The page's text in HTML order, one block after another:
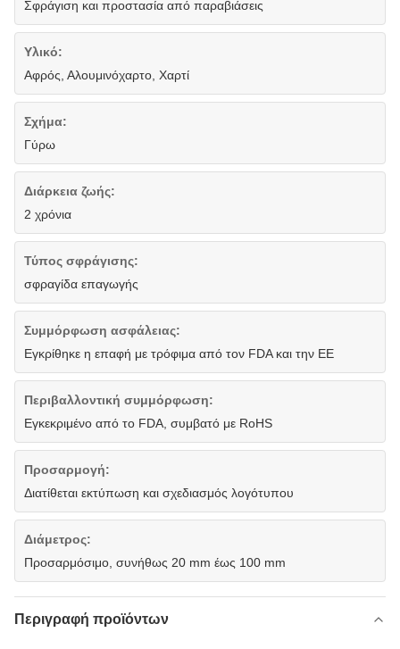
Σφράγιση και προστασία από παραβιάσεις
Υλικό:
Αφρός, Αλουμινόχαρτο, Χαρτί
Σχήμα:
Γύρω
Διάρκεια ζωής:
2 χρόνια
Τύπος σφράγισης:
σφραγίδα επαγωγής
Συμμόρφωση ασφάλειας:
Εγκρίθηκε η επαφή με τρόφιμα από τον FDA και την ΕΕ
Περιβαλλοντική συμμόρφωση:
Εγκεκριμένο από το FDA, συμβατό με RoHS
Προσαρμογή:
Διατίθεται εκτύπωση και σχεδιασμός λογότυπου
Διάμετρος:
Προσαρμόσιμο, συνήθως 20 mm έως 100 mm
Περιγραφή προϊόντων